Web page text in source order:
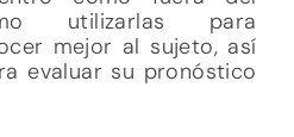
utilizarlas para
mejor al sujeto, así
evaluar su pronóstico